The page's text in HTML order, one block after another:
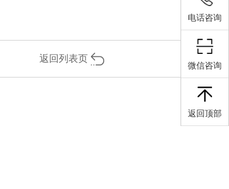
返回列表页
电话咨询
微信咨询
返回顶部